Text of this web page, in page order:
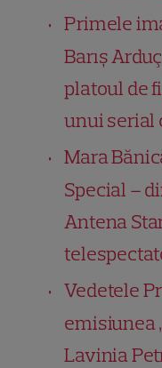
Primele
Barış
platoul de
unui serial
Mara
Special –
Antena
Vedetele
emisiunea
Lavinia